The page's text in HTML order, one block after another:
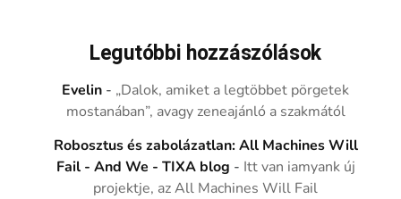
Legutóbbi hozzászólások
Evelin - „Dalok, amiket a legtöbbet pörgetek
mostanában”, avagy zeneajánló a szakmától
Robosztus és zabolázatlan: All Machines Will
Fail - And We - TIXA blog - Itt van iamyank új
projektje, az All Machines Will Fail